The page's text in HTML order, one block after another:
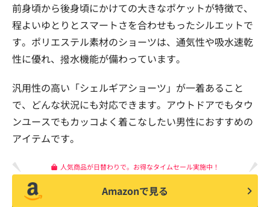
前身頃から後身頃にかけての大きなポケットが特徴で、
程よいゆとりとスマートさを合わせもったシルエットで
す。ポリエステル素材のショーツは、通気性や吸水速乾
性に優れ、撥水機能が備わっています。
汎用性の高い「シェルギアショーツ」が一着あること
で、どんな状況にも対応できます。アウトドアでもタウ
ンユースでもカッコよく着こなしたい男性におすすめの
アイテムです。
人気商品が日替わりで。お得なタイムセール実施中！
Amazonで見る